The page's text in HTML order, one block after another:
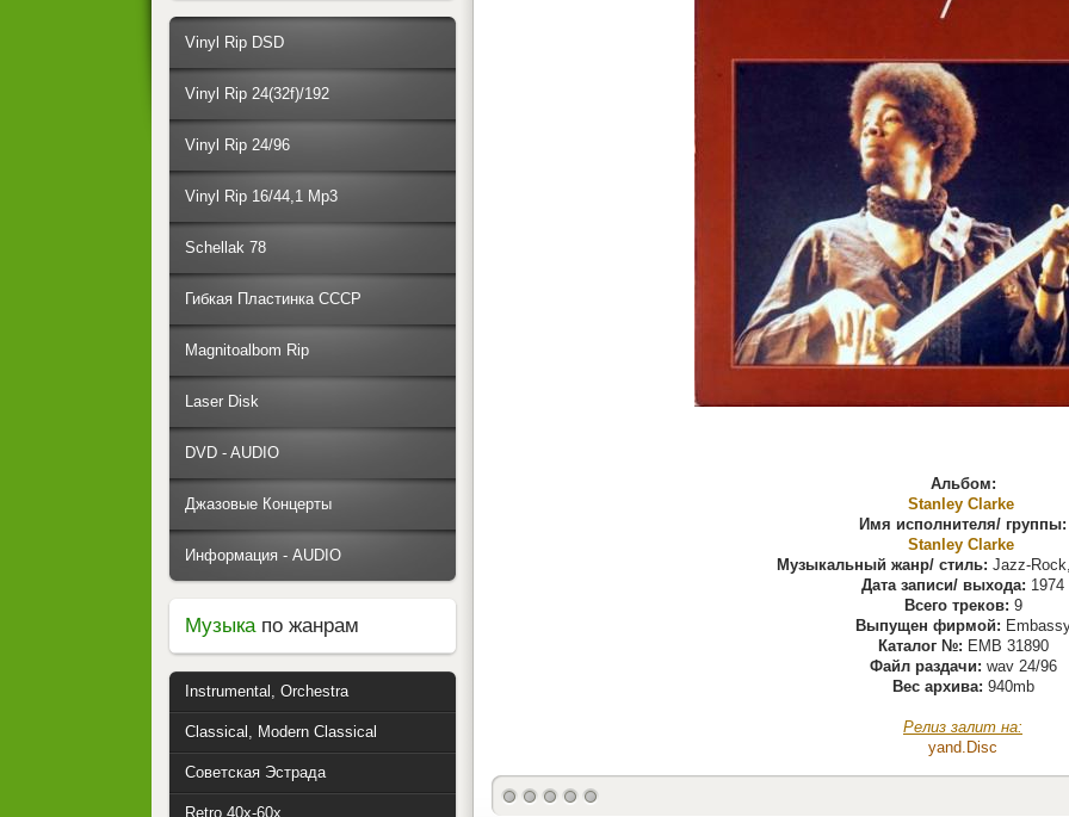
Альбом:
Stanley Clarke ‎
Имя исполнителя/ группы:
Stanley Clarke ‎
Музыкальный жанр/ стиль: Jazz-
Дата записи/ выхода: 1974
Всего треков: 9
Выпущен фирмой:
Каталог №: EMB 31890
Файл раздачи: wav 24/96
Вес архива: 940mb
Релиз залит на:
yand.Disс
Vinyl Rip DSD
Vinyl Rip 24(32f)/192
Vinyl Rip 24/96
Vinyl Rip 16/44,1 Mp3
Schellak 78
Гибкая Пластинка СССР
Magnitoalbom Rip
Laser Disk
DVD - AUDIO
Джазовые Концерты
Информация - AUDIO
Музыкапо жанрам
Instrumental, Orchestra
Classical, Modern Classical
Советская Эстрада
Retro 40x-60x